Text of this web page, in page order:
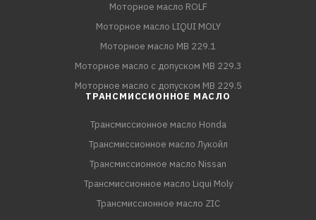
Моторное масло ROLF
Моторное масло LIQUI MOLY
Моторное масло MB 229.1
Моторное масло с допуском MB 229.3
Моторное масло с допуском MB 229.5
ТРАНСМИССИОННОЕ МАСЛО
Трансмиссионное масло Honda
Трансмиссионное масло Лукойл
Трансмиссионное масло Nissan
Трансмиссионное масло Liqui Moly
Трансмиссионное масло ZIC